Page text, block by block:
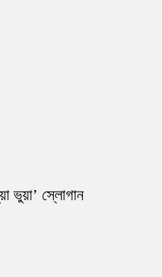
ভুয়া’ স্লোগান